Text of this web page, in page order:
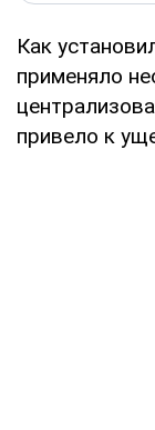
Как
применяло
привело к